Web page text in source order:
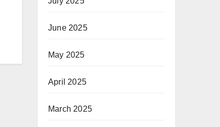
June 2025
May 2025
April 2025
March 2025